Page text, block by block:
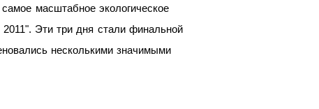
масштабное экологическое
Эти три дня стали финальной
несколькими значимыми